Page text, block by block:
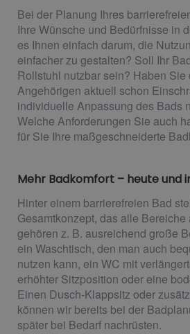
Bei der Planung Ihres
Ihre Wünsche und Bedürfnisse in
es Ihnen einfach darum, die
einfacher zu gestalten? Soll Ihr
Rollstuhl nutzbar sein? Haben Sie
Angehörigen aktuell schon
individuelle Anpassung des Bads
Welche Anforderungen Sie auch
für Sie Ihre maßgeschneiderte
Mehr Badkomfort – heute und
Hinter einem barrierefreien Bad
Gesamtkonzept, das alle Bereiche
gehören z. B. ausreichend große
ein Waschtisch, den man auch
nutzen kann, ein WC mit
erhöhter Sitzposition oder eine
Einen Dusch-Klappsitz oder
können wir bereits bei der
später bei Bedarf nachrüsten.